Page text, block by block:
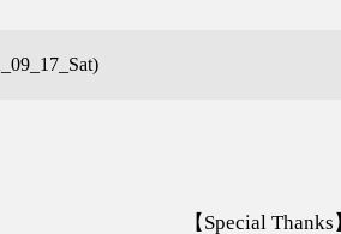
【Special Thanks